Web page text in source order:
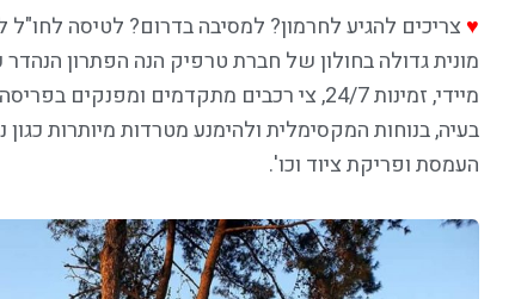
♥צריכים להגיע לחרמון? למסיבה בדרום? לטיסה
מונית גדולה בחולון של חברת טרפיק הנה הפתרון הנהדר
מיידי, זמינות 24/7, צי רכבים מתקדמים
בעיה, בנוחות המקסימלית ולהימנע מטרדות מיותרות
העמסת ופריקת ציוד וכו'.